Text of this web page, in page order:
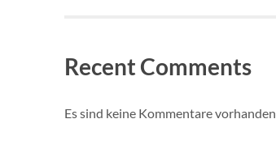
Recent Comments
Es sind keine Kommentare vorhanden.